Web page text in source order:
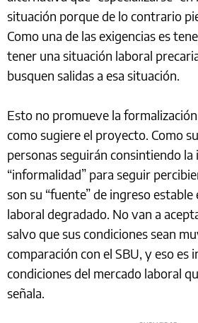
situación porque de lo contrario
Como una de las exigencias es
tener una situación laboral
busquen salidas a esa situación.
Esto no promueve la
como sugiere el proyecto. Como
personas seguirán consintiendo la
“informalidad” para seguir
son su “fuente” de ingreso
laboral degradado. No van a
salvo que sus condiciones sean
comparación con el SBU, y eso es
condiciones del mercado laboral
señala.